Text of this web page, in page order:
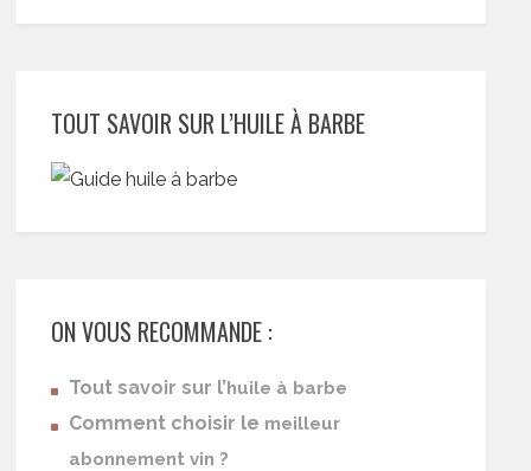
TOUT SAVOIR SUR L’HUILE À BARBE
ON VOUS RECOMMANDE :
Tout savoir sur l’huile à barbe
Comment choisir le meilleur
abonnement vin ?